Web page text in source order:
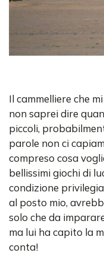
Il cammelliere che
non saprei dire
piccoli,
parole non ci
compreso cosa
bellissimi giochi di
condizione
al posto mio,
solo che da
ma lui ha capito la
conta!